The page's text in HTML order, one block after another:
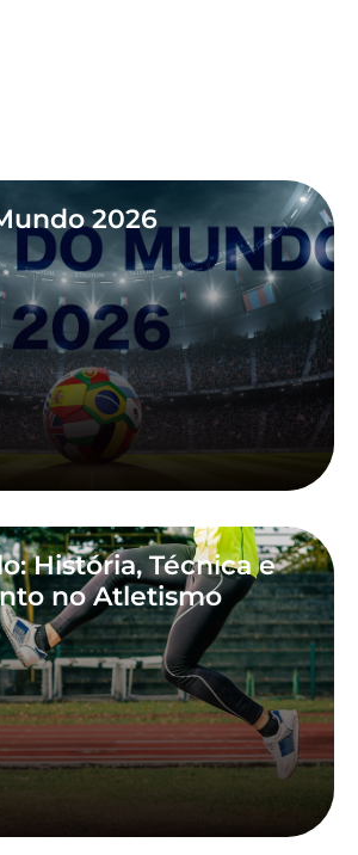
2026
História, Técnica e
no Atletismo